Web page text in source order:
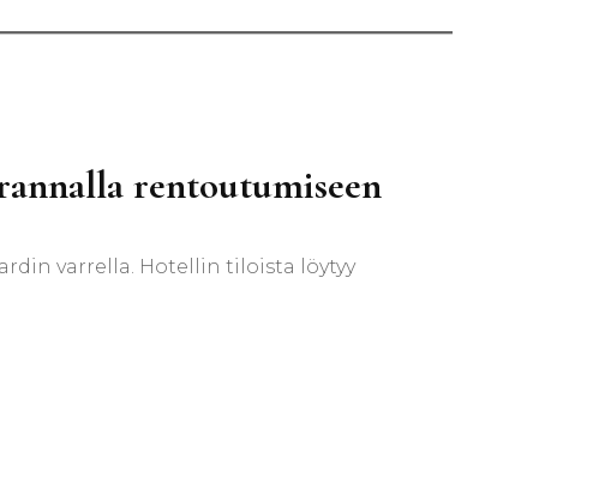
rentoutumiseen
varrella. Hotellin tiloista löytyy